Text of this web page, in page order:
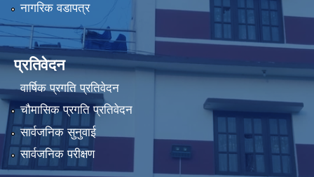
नागरिक वडापत्र
प्रतिवेदन
वार्षिक प्रगति प्रतिवेदन
चौमासिक प्रगति प्रतिवेदन
सार्वजनिक सुनुवाई
सार्वजनिक परीक्षण